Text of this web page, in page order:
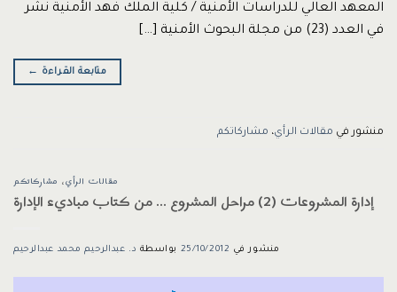
المعهد العالي للدراسات الأمنية / كلية الملك فهد الأمنية نشر
في العدد (23) من مجلة البحوث الأمنية […]
متابعة القراءة ←
منشور في مقالات الرأي، مشاركاتكم
مقالات الرأي، مشاركاتكم
إدارة المشروعات (2) مراحل المشروع … من كتاب مباديء الإدارة
منشور في 25/10/2012 بواسطة د. عبدالرحيم محمد عبدالرحيم